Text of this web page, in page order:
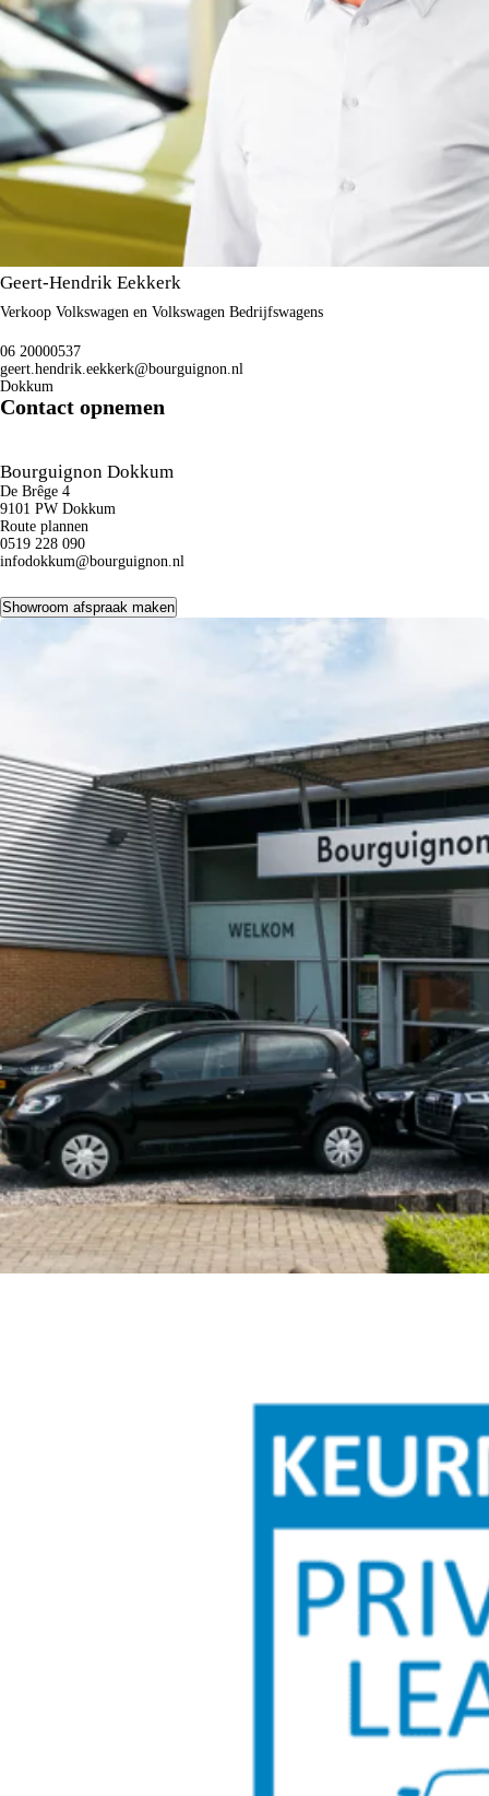
Geert-Hendrik Eekkerk
Verkoop Volkswagen en Volkswagen Bedrijfswagens
06 20000537
geert.hendrik.eekkerk@bourguignon.nl
Dokkum
Contact opnemen
Bourguignon Dokkum
De Brêge 4
9101 PW Dokkum
Route plannen
0519 228 090
infodokkum@bourguignon.nl
Showroom afspraak maken